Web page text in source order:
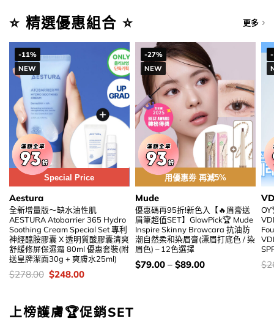
⭐ 精選優惠組合 ⭐ 更多
-11%
NEW
Special Price
Aestura
全新增量版～缺水油性肌
AESTURA Atobarrier 365 Hydro
Soothing Cream Special Set 專利
神經醯胺膠囊 X 透明質酸膠囊清爽
舒緩修屏保濕霜 80ml 優惠套裝(附
送皇牌潔面30g + 爽膚水25ml)
價
錢：
$278.00 Original
price
$248.00Current
-27%
NEW
用優惠劵 再減5%
Mude
優惠碼再95折!新色入【🔥眉膏送
眉筆超值SET】GlowPick🏆 Mude
Inspire Skinny Browcara 抗油防
潮自然柔和染眉膏(漂眉打底色 / 染
眉色) – 12色選擇
價
錢：
$79.00– $89.00 價
錢
$
上榜護膚🏆促銷SET